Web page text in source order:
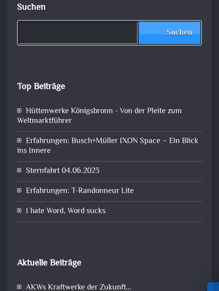
Suchen
Suchen
Top Beiträge
Hüttenwerke Königsbronn - Von der Pleite zum
Weltmarktführer
Erfahrungen: Busch+Müller IXON Space – Ein Blick
ins Innere
Sternfahrt 04.06.2023
Erfahrungen: T-Randonneur Lite
I hate Word, Word sucks
Aktuelle Beiträge
AKWs Kraftwerke der Zukunft…